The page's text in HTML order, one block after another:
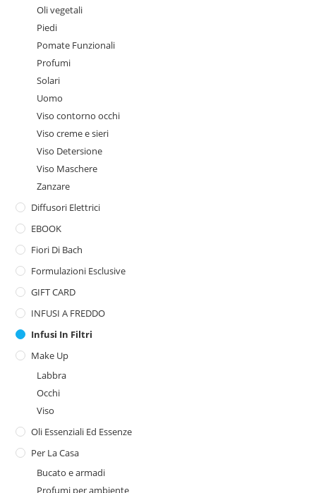
Oli vegetali
Piedi
Pomate Funzionali
Profumi
Solari
Uomo
Viso contorno occhi
Viso creme e sieri
Viso Detersione
Viso Maschere
Zanzare
Diffusori Elettrici
EBOOK
Fiori Di Bach
Formulazioni Esclusive
GIFT CARD
INFUSI A FREDDO
Infusi In Filtri
Make Up
Labbra
Occhi
Viso
Oli Essenziali Ed Essenze
Per La Casa
Bucato e armadi
Profumi per ambiente